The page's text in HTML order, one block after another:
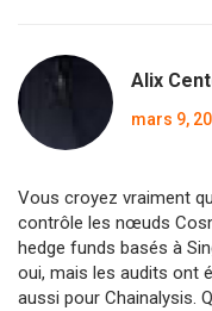
Alix
mars 9,
Vous croyez vraiment
contrôle les nœuds
hedge funds basés à
oui, mais les audits ont
aussi pour Chainalysis.